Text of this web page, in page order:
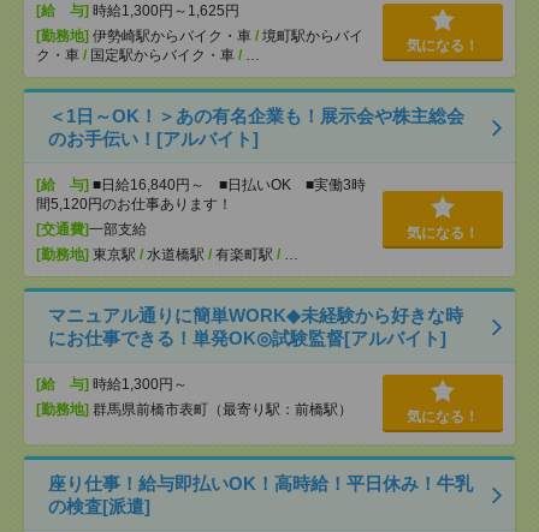
[給 与] 時給1,300円～1,625円
[勤務地] 伊勢崎駅からバイク・車 / 境町駅からバイ
ク・車 / 国定駅からバイク・車 / …
気になる！
＜1日～OK！＞あの有名企業も！展示会や株主総会
のお手伝い！[アルバイト]
[給 与] ■日給16,840円～ ■日払いOK ■実働3時
間5,120円のお仕事あります！
[交通費]一部支給
[勤務地] 東京駅 / 水道橋駅 / 有楽町駅 / …
気になる！
マニュアル通りに簡単WORK◆未経験から好きな時
にお仕事できる！単発OK◎試験監督[アルバイト]
[給 与] 時給1,300円～
[勤務地] 群馬県前橋市表町（最寄り駅：前橋駅） 気になる！
座り仕事！給与即払いOK！高時給！平日休み！牛乳
の検査[派遣]